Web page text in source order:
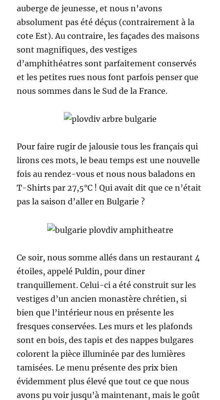
auberge de jeunesse, et nous n’avons
absolument pas été déçus (contrairement à la
cote Est). Au contraire, les façades des maisons
sont magnifiques, des vestiges
d’amphithéatres sont parfaitement conservés
et les petites rues nous font parfois penser que
nous sommes dans le Sud de la France.
Pour faire rugir de jalousie tous les français qui
lirons ces mots, le beau temps est une nouvelle
fois au rendez-vous et nous nous baladons en
T-Shirts par 27,5°C ! Qui avait dit que ce n’était
pas la saison d’aller en Bulgarie ?
Ce soir, nous somme allés dans un restaurant 4
étoiles, appelé Puldin, pour diner
tranquillement. Celui-ci a été construit sur les
vestiges d’un ancien monastère chrétien, si
bien que l’intérieur nous en présente les
fresques conservées. Les murs et les plafonds
sont en bois, des tapis et des nappes bulgares
colorent la pièce illuminée par des lumières
tamisées. Le menu présente des prix bien
évidemment plus élevé que tout ce que nous
avons pu voir jusqu’à maintenant, mais le goût